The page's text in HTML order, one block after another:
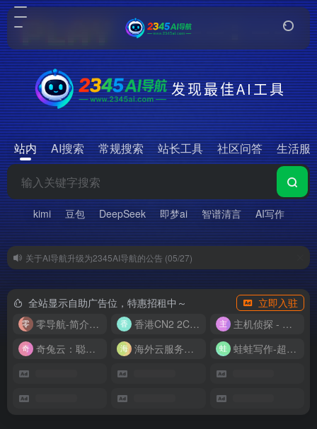
发现最佳AI工具
站内 AI搜索 常规搜索 站长工具 社区问答 生活服
kimi 豆包 DeepSeek 即梦ai 智谱清言 AI写作
关于AI导航升级为2345AI导航的公告 (05/27)
全站显示自助广告位，特惠招租中～
立即入驻
零导航-简介实用的网址导航
香港CN2 2C2G20M 9.9/月
主机侦探 - 少花钱，用好云
奇兔云：聪明人的“省”钱计划！
海外云服务器全网最低价 蛙蛙写作-超级AI智能写作助手